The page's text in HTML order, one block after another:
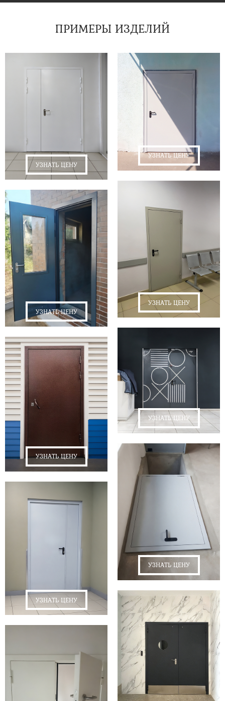
ПРИМЕРЫ ИЗДЕЛИЙ
УЗНАТЬ ЦЕНУ
УЗНАТЬ ЦЕНУ
УЗНАТЬ ЦЕНУ
УЗНАТЬ ЦЕНУ
УЗНАТЬ ЦЕНУ
УЗНАТЬ ЦЕНУ
УЗНАТЬ ЦЕНУ
УЗНАТЬ ЦЕНУ